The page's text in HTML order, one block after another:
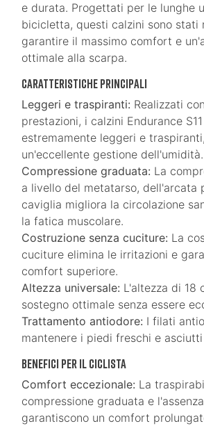
e durata. Progettati per le lunghe
bicicletta, questi calzini sono stati
garantire il massimo comfort e
ottimale alla scarpa.
Caratteristiche principali
Leggeri e traspiranti: Realizzati
prestazioni, i calzini Endurance
estremamente leggeri e
un'eccellente gestione dell'umidità.
Compressione graduata: La
a livello del metatarso, dell'arcata
caviglia migliora la circolazione
la fatica muscolare.
Costruzione senza cuciture: La
cuciture elimina le irritazioni e
comfort superiore.
Altezza universale: L'altezza di 18
sostegno ottimale senza essere
Trattamento antiodore: I filati
mantenere i piedi freschi e
Benefici per il ciclista
Comfort eccezionale: La
compressione graduata e
garantiscono un comfort